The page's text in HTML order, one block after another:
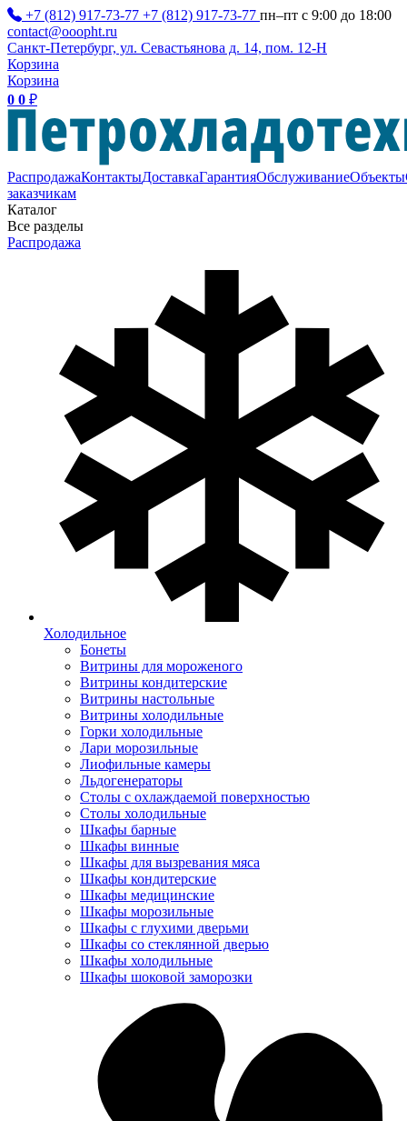
+7 (812) 917-73-77 +7 (812) 917-73-77 пн–пт с 9:00 до 18:00
contact@ooopht.ru
Санкт-Петербург, ул. Севастьянова д. 14, пом. 12-Н
Корзина
Корзина
0 0 ₽
РаспродажаКонтактыДоставкаГарантияОбслуживаниеОбъекты
заказчикам
Каталог
Все разделы
Распродажа
Холодильное
Бонеты
Витрины для мороженого
Витрины кондитерские
Витрины настольные
Витрины холодильные
Горки холодильные
Лари морозильные
Лиофильные камеры
Льдогенераторы
Столы с охлаждаемой поверхностью
Столы холодильные
Шкафы барные
Шкафы винные
Шкафы для вызревания мяса
Шкафы кондитерские
Шкафы медицинские
Шкафы морозильные
Шкафы с глухими дверьми
Шкафы со стеклянной дверью
Шкафы холодильные
Шкафы шоковой заморозки